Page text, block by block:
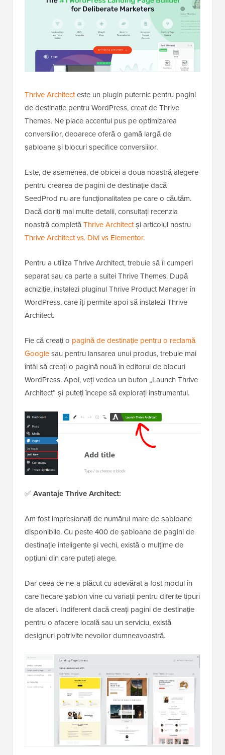
Thrive Architecteste un plugin puternic pentru pagini
de destinație pentru WordPress, creat de Thrive
Themes. Ne place accentul pus pe optimizarea
conversiilor, deoarece oferă o gamă largă de
șabloane și blocuri specifice conversiilor.
Este, de asemenea, de obicei a doua noastră alegere
pentru crearea de pagini de destinație dacă
SeedProd nu are funcționalitatea pe care o căutăm.
Dacă doriți mai multe detalii, consultați recenzia
noastră completăThrive Architectși articolul nostru
Thrive Architect vs. Divi vs Elementor.
Pentru a utiliza Thrive Architect, trebuie să îl cumperi
separat sau ca parte a suitei Thrive Themes. După
achiziție, instalezi pluginul Thrive Product Manager în
WordPress, care îți permite apoi să instalezi Thrive
Architect.
Fie că creați o pagină de destinație pentru o reclamă
Googlesau pentru lansarea unui produs, trebuie mai
întâi să creați o pagină nouă în editorul de blocuri
WordPress. Apoi, veți vedea un buton „Launch Thrive
Architect” și puteți începe să explorați instrumentul.
✅Avantaje Thrive Architect:
Am fost impresionați de numărul mare de șabloane
disponibile. Cu peste 400 de șabloane de pagini de
destinație inteligente și vechi, există o mulțime de
opțiuni din care puteți alege.
Dar ceea ce ne-a plăcut cu adevărat a fost modul în
care fiecare șablon vine cu variații pentru diferite tipuri
de afaceri. Indiferent dacă creați pagini de destinație
pentru o afacere locală sau un serviciu, există
designuri potrivite nevoilor dumneavoastră.